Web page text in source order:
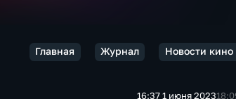
Главная Журнал Новости
16:37 1 июня 2023